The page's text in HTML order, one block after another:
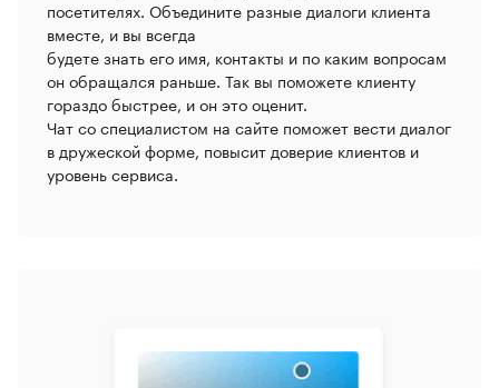
посетителях. Объедините разные диалоги клиента
вместе, и вы всегда
будете знать его имя, контакты и по каким вопросам
он обращался раньше. Так вы поможете клиенту
гораздо быстрее, и он это оценит.
Чат со специалистом на сайте поможет вести диалог
в дружеской форме, повысит доверие клиентов и
уровень сервиса.